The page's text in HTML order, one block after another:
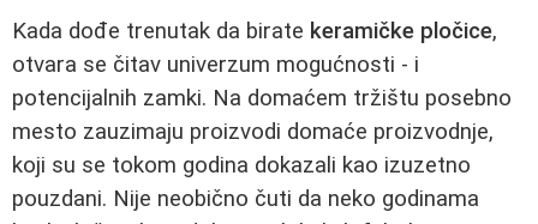
Kada dođe trenutak da birate keramičke pločice,
otvara se čitav univerzum mogućnosti - i
potencijalnih zamki. Na domaćem tržištu posebno
mesto zauzimaju proizvodi domaće proizvodnje,
koji su se tokom godina dokazali kao izuzetno
pouzdani. Nije neobično čuti da neko godinama